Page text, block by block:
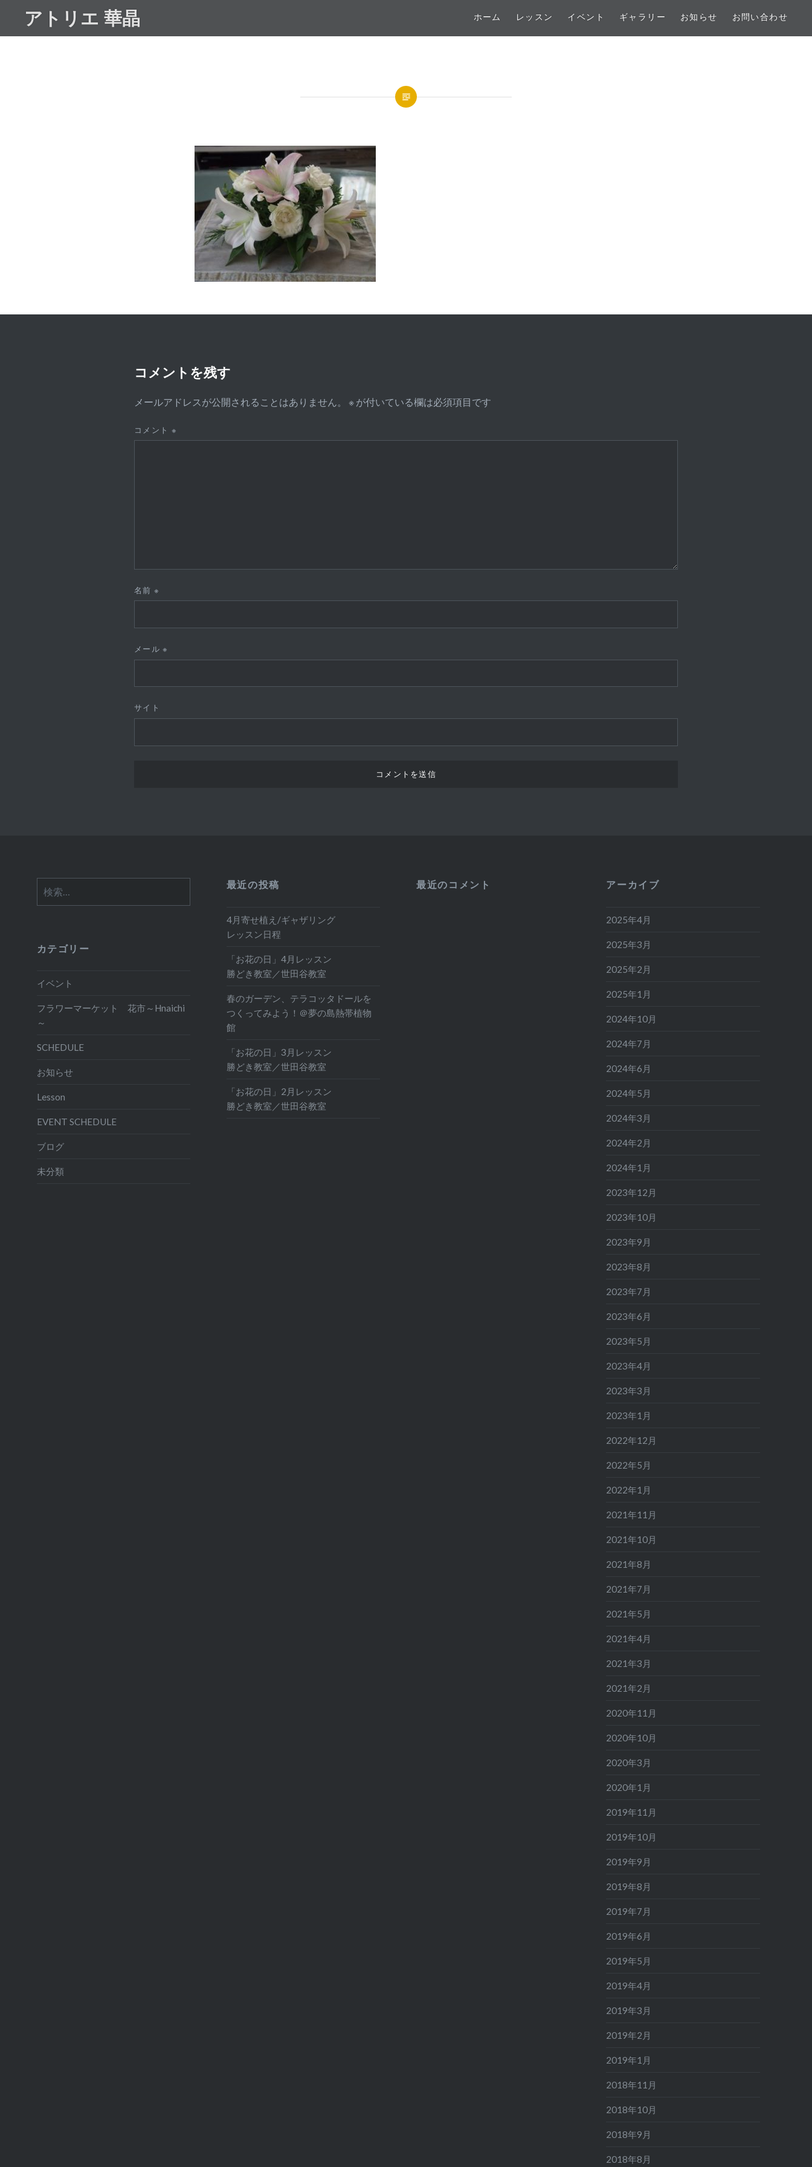
テ
アトリエ 華晶 ホーム レッスン イベント ギャラリー お知らせ お問い合わせ
コメントを残す
メールアドレスが公開されることはありません。 ※ が付いている欄は必須項目です
コメント ※
名前 ※
メール※
サイト
索:
最近の投稿
4月寄せ植え/ギャザリング
レッスン日程
「お花の日」4月レッスン
勝どき教室／世田谷教室
春のガーデン、テラコッタドールを
つくってみよう！＠夢の島熱帯植物
館
「お花の日」3月レッスン
勝どき教室／世田谷教室
「お花の日」2月レッスン
勝どき教室／世田谷教室
最近のコメント アーカイブ
2025年4月
2025年3月
2025年2月
2025年1月
2024年10月
2024年7月
2024年6月
2024年5月
2024年3月
2024年2月
2024年1月
2023年12月
2023年10月
2023年9月
2023年8月
2023年7月
2023年6月
2023年5月
2023年4月
2023年3月
2023年1月
2022年12月
2022年5月
2022年1月
2021年11月
2021年10月
2021年8月
2021年7月
2021年5月
2021年4月
2021年3月
2021年2月
2020年11月
2020年10月
2020年3月
2020年1月
2019年11月
2019年10月
2019年9月
2019年8月
2019年7月
2019年6月
2019年5月
2019年4月
2019年3月
2019年2月
2019年1月
2018年11月
2018年10月
2018年9月
2018年8月
カテゴリー
イベント
フラワーマーケット 花市～Hnaichi
～
SCHEDULE
お知らせ
Lesson
EVENT SCHEDULE
ブログ
未分類